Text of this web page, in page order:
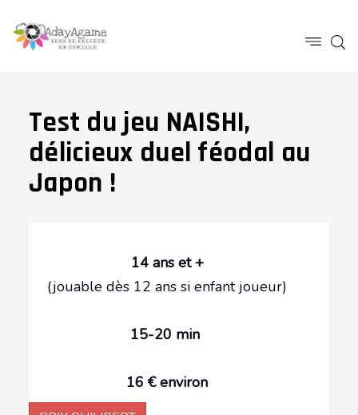
Test du jeu NAISHI,
délicieux duel féodal au
Japon !
14 ans et +
(jouable dès 12 ans si enfant joueur)
15-20 min
16 € environ